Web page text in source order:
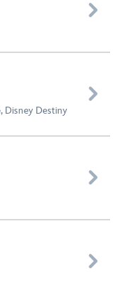

, Disney Destiny


